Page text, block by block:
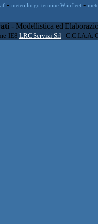
- meteo lungo termine Wainfleet -
- Modellistica ed
IE8 LRC Servizi Srl - C.C.I.A.A.